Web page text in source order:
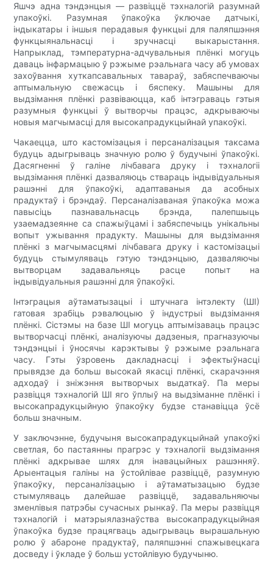
Яшчэ адна тэндэнцыя — развіццё тэхналогій разумнай
упакоўкі. Разумная ўпакоўка ўключае датчыкі,
індыкатары і іншыя перадавыя функцыі для паляпшэння
функцыянальнасці і зручнасці выкарыстання.
Напрыклад, тэмпературна-адчувальныя плёнкі могуць
даваць інфармацыю ў рэжыме рэальнага часу аб умовах
захоўвання хуткапсавальных тавараў, забяспечваючы
аптымальную свежасць і бяспеку. Машыны для
выдзімання плёнкі развіваюцца, каб інтэграваць гэтыя
разумныя функцыі ў вытворчы працэс, адкрываючы
новыя магчымасці для высокапрадукцыйнай упакоўкі.
Чакаецца, што кастомізацыя і персаналізацыя таксама
будуць адыгрываць значную ролю ў будучыні ўпакоўкі.
Дасягненні ў галіне лічбавага друку і тэхналогіі
выдзімання плёнкі дазваляюць ствараць індывідуальныя
рашэнні для ўпакоўкі, адаптаваныя да асобных
прадуктаў і брэндаў. Персаналізаваная ўпакоўка можа
павысіць пазнавальнасць брэнда, палепшыць
узаемадзеянне са спажыўцамі і забяспечыць унікальны
вопыт ужывання прадукту. Машыны для выдзімання
плёнкі з магчымасцямі лічбавага друку і кастомізацыі
будуць стымуляваць гэтую тэндэнцыю, дазваляючы
вытворцам задавальняць расце попыт на
індывідуальныя рашэнні для ўпакоўкі.
Інтэграцыя аўтаматызацыі і штучнага інтэлекту (ШІ)
гатовая зрабіць рэвалюцыю ў індустрыі выдзімання
плёнкі. Сістэмы на базе ШІ могуць аптымізаваць працэс
вытворчасці плёнкі, аналізуючы дадзеныя, прагназуючы
тэндэнцыі і ўносячы карэктывы ў рэжыме рэальнага
часу. Гэты ўзровень дакладнасці і эфектыўнасці
прывядзе да больш высокай якасці плёнкі, скарачэння
адходаў і зніжэння вытворчых выдаткаў. Па меры
развіцця тэхналогій ШІ яго ўплыў на выдзіманне плёнкі і
высокапрадукцыйную ўпакоўку будзе станавіцца ўсё
больш значным.
У заключэнне, будучыня высокапрадукцыйнай упакоўкі
светлая, бо пастаянны прагрэс у тэхналогіі выдзімання
плёнкі адкрывае шлях для інавацыйных рашэнняў.
Арыентацыя галіны на ўстойлівае развіццё, разумную
ўпакоўку, персаналізацыю і аўтаматызацыю будзе
стымуляваць далейшае развіццё, задавальняючы
зменлівыя патрэбы сучасных рынкаў. Па меры развіцця
тэхналогій і матэрыялазнаўства высокапрадукцыйная
ўпакоўка будзе працягваць адыгрываць вырашальную
ролю ў абароне прадуктаў, паляпшэнні спажывецкага
досведу і ўкладе ў больш устойлівую будучыню.